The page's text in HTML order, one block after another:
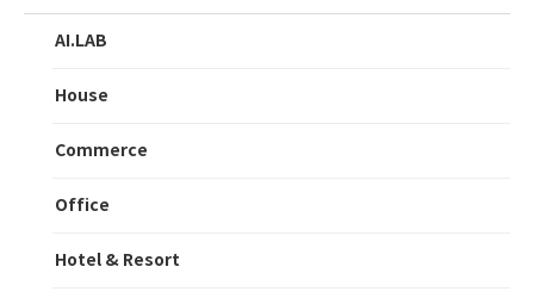
AI.LAB
House
Commerce
Office
Hotel & Resort